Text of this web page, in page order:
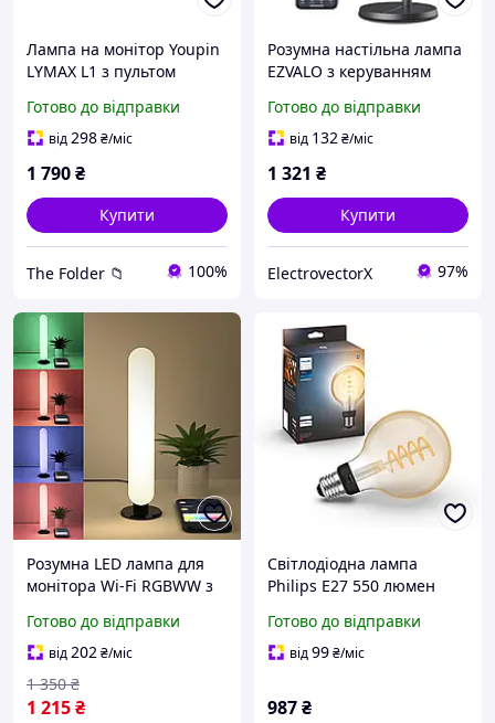
Лампа на монітор Youpin
LYMAX L1 з пультом
controller)
Готово до відправки
від298₴/міс
1 790₴
Купити
The Folder 📁 100%
Розумна настільна лампа
EZVALO з керуванням
Готово до відправки
від 132₴/міс
1 321 ₴
Купити
ElectrovectorX 97%
Розумна LED лампа для
монітора Wi-Fi RGBWW з
Life Alexa Google
регульоване світло USB
для ПК та офісу
Готово до відправки
від202₴/міс
1 215₴
1 350 ₴
Світлодіодна лампа
Philips E27 550 люмен
керуванням через Alexa
Google Assistant
Готово до відправки
від99₴/міс
987₴